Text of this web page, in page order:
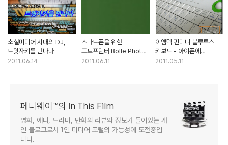
소셜미디어 시대의 DJ,
트윗자키를 만나다
2011.06.14
스마트폰을 위한
포토프린터 Bolle Photo
BP-100
2011.06.11
이엠텍 펀미니 블루투스
키보드 - 아이폰에
키보드를 달다
2011.05.11
페니웨이™의 In This Film
영화, 애니, 드라마, 만화의 리뷰와 정보가 들어있는 개
인 블로그로서 1인 미디어 포털의 가능성에 도전중입
니다.